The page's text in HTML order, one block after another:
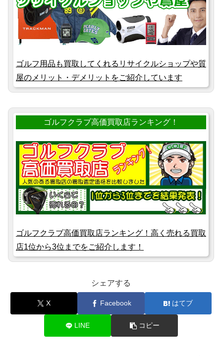
ゴルフ用品も買取してくれるリサイクルショップや質
屋のメリット・デメリットをご紹介しています
ゴルフクラブ高価買取店ランキング！
ゴルフクラブ高価買取店ランキング！高く売れる買取
店1位から3位までをご紹介します！
シェアする
X Facebook はてブ
LINE コピー